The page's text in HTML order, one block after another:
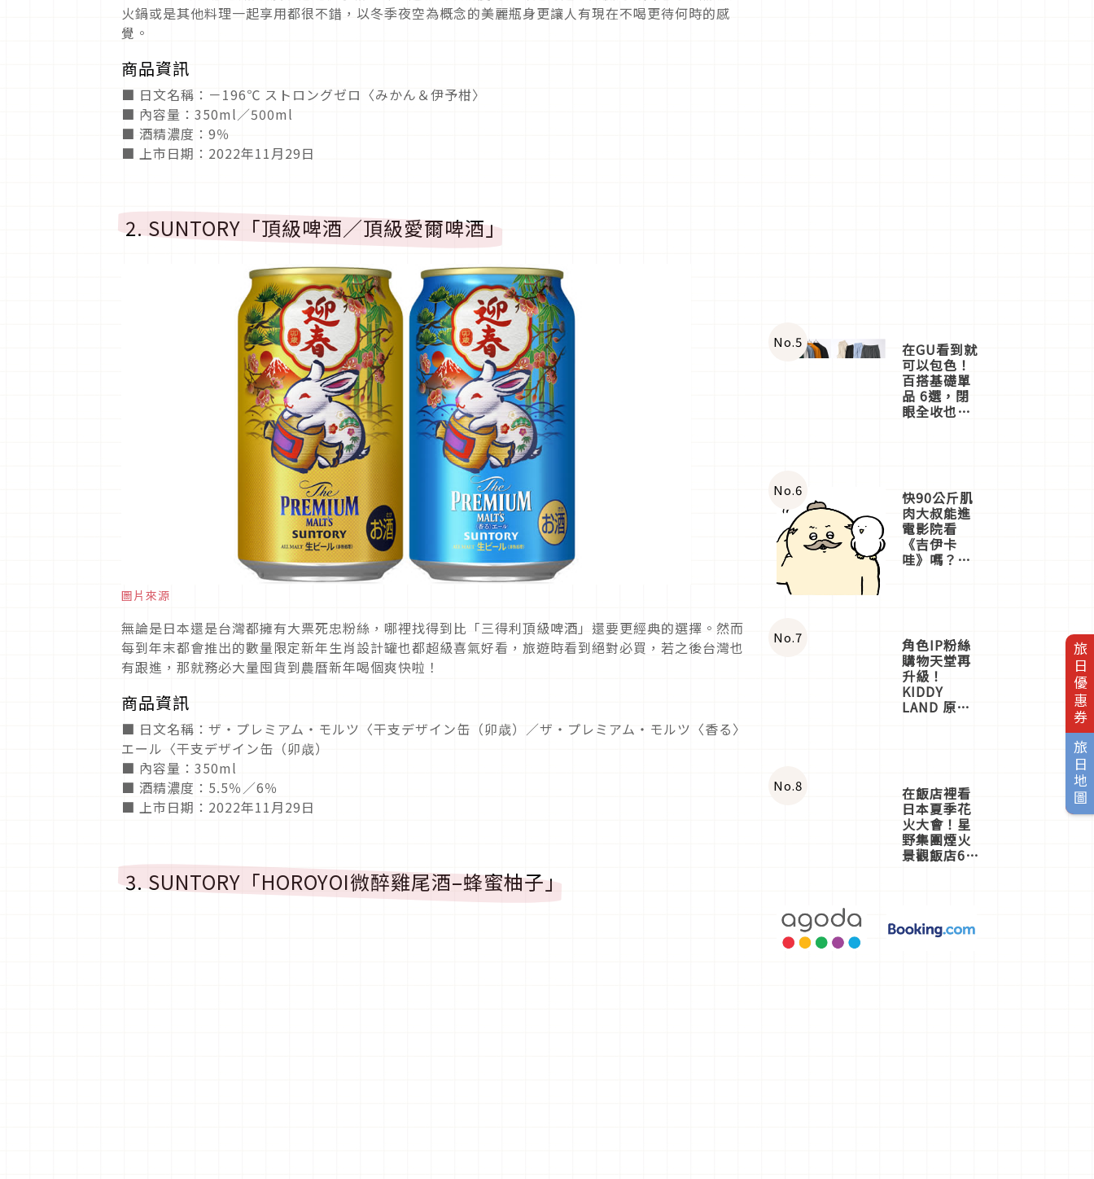
旅日優惠券
旅日地圖
火鍋或是其他料理一起享用都很不錯，以冬季夜空為概念的美麗瓶身更讓人有現在不喝更待何時的感
覺。
商品資訊
■ 日文名稱：－196℃ ストロングゼロ〈みかん＆伊予柑〉
■ 內容量：350ml／500ml
■ 酒精濃度：9％
■ 上市日期：2022年11月29日
2. SUNTORY「頂級啤酒／頂級愛爾啤酒」
圖片來源
無論是日本還是台灣都擁有大票死忠粉絲，哪裡找得到比「三得利頂級啤酒」還要更經典的選擇。然而
每到年末都會推出的數量限定新年生肖設計罐也都超級喜氣好看，旅遊時看到絕對必買，若之後台灣也
有跟進，那就務必大量囤貨到農曆新年喝個爽快啦！
商品資訊
■ 日文名稱：ザ・プレミアム・モルツ〈干支デザイン缶（卯歳）／ザ・プレミアム・モルツ〈香る〉
エール〈干支デザイン缶（卯歳）
■ 內容量：350ml
■ 酒精濃度：5.5％／6％
■ 上市日期：2022年11月29日
3. SUNTORY「HOROYOI微醉雞尾酒–蜂蜜柚子」
No.5 在GU看到就
可以包色！
百搭基礎單
品 6選，閉
眼全收也不
No.6 快90公斤肌
肉大叔能進
電影院看
《吉伊卡
哇》嗎？日
一同給出了
答案
No.7 角色IP粉絲
購物天堂再
升級！
KIDDY
LAND 原宿
店3分即達
No.8 在飯店裡看
日本夏季花
火大會！星
野集團煙火
景觀飯店6